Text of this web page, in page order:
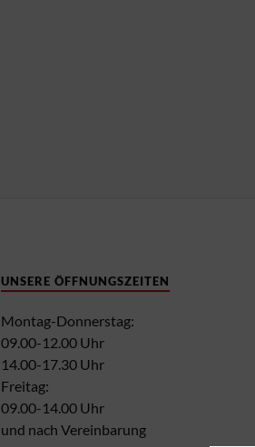
UNSERE ÖFFNUNGSZEITEN
Montag-Donnerstag:
09.00-12.00 Uhr
14.00-17.30 Uhr
Freitag:
09.00-14.00 Uhr
und nach Vereinbarung